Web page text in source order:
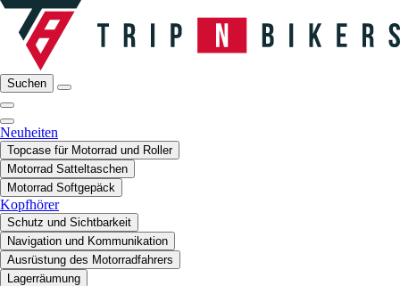
Suchen
Neuheiten
Topcase für Motorrad und Roller
Motorrad Satteltaschen
Motorrad Softgepäck
Kopfhörer
Schutz und Sichtbarkeit
Navigation und Kommunikation
Ausrüstung des Motorradfahrers
Lagerräumung